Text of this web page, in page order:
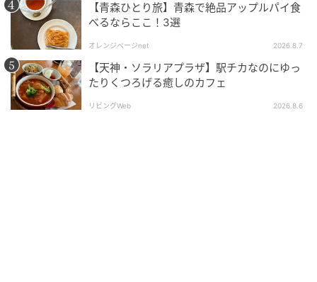
【神奈川県箱根町】箱根ホテル小涌園が、蛇
口をひねってカルピスを楽しむ「カルピスじ
ゃぐち」導入！
の記事をもっとみる
【青森ひとり旅】青森で絶品アップルパイ食
べるならここ！3選
オレンジページnet 2026.8.7
【天神・ソラリアプラザ】駅チカなのにゆっ
たりくつろげる癒しのカフェ
リビングWeb 2026.8.6